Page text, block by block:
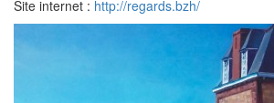
Site internet : http://regards.bzh/